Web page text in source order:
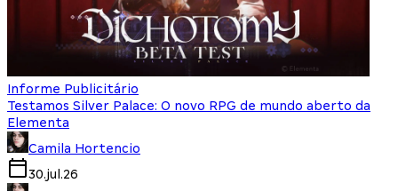
Informe Publicitário
Testamos Silver Palace: O novo RPG de mundo aberto da
Elementa
Camila Hortencio
30.jul.26